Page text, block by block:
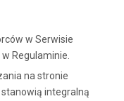
w Serwisie
Regulaminie.
na stronie
integralną